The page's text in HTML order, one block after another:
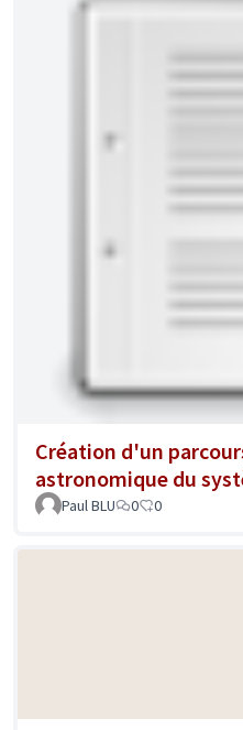
Création d'un
astronomique du
Paul BLU 0 0